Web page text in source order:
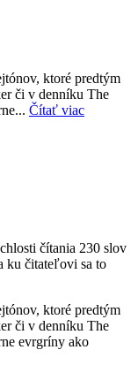
ktoré predtým
či v denníku The
Čítať viac
čítania 230 slov
ku čitateľovi sa to
ktoré predtým
či v denníku The
evrgríny ako